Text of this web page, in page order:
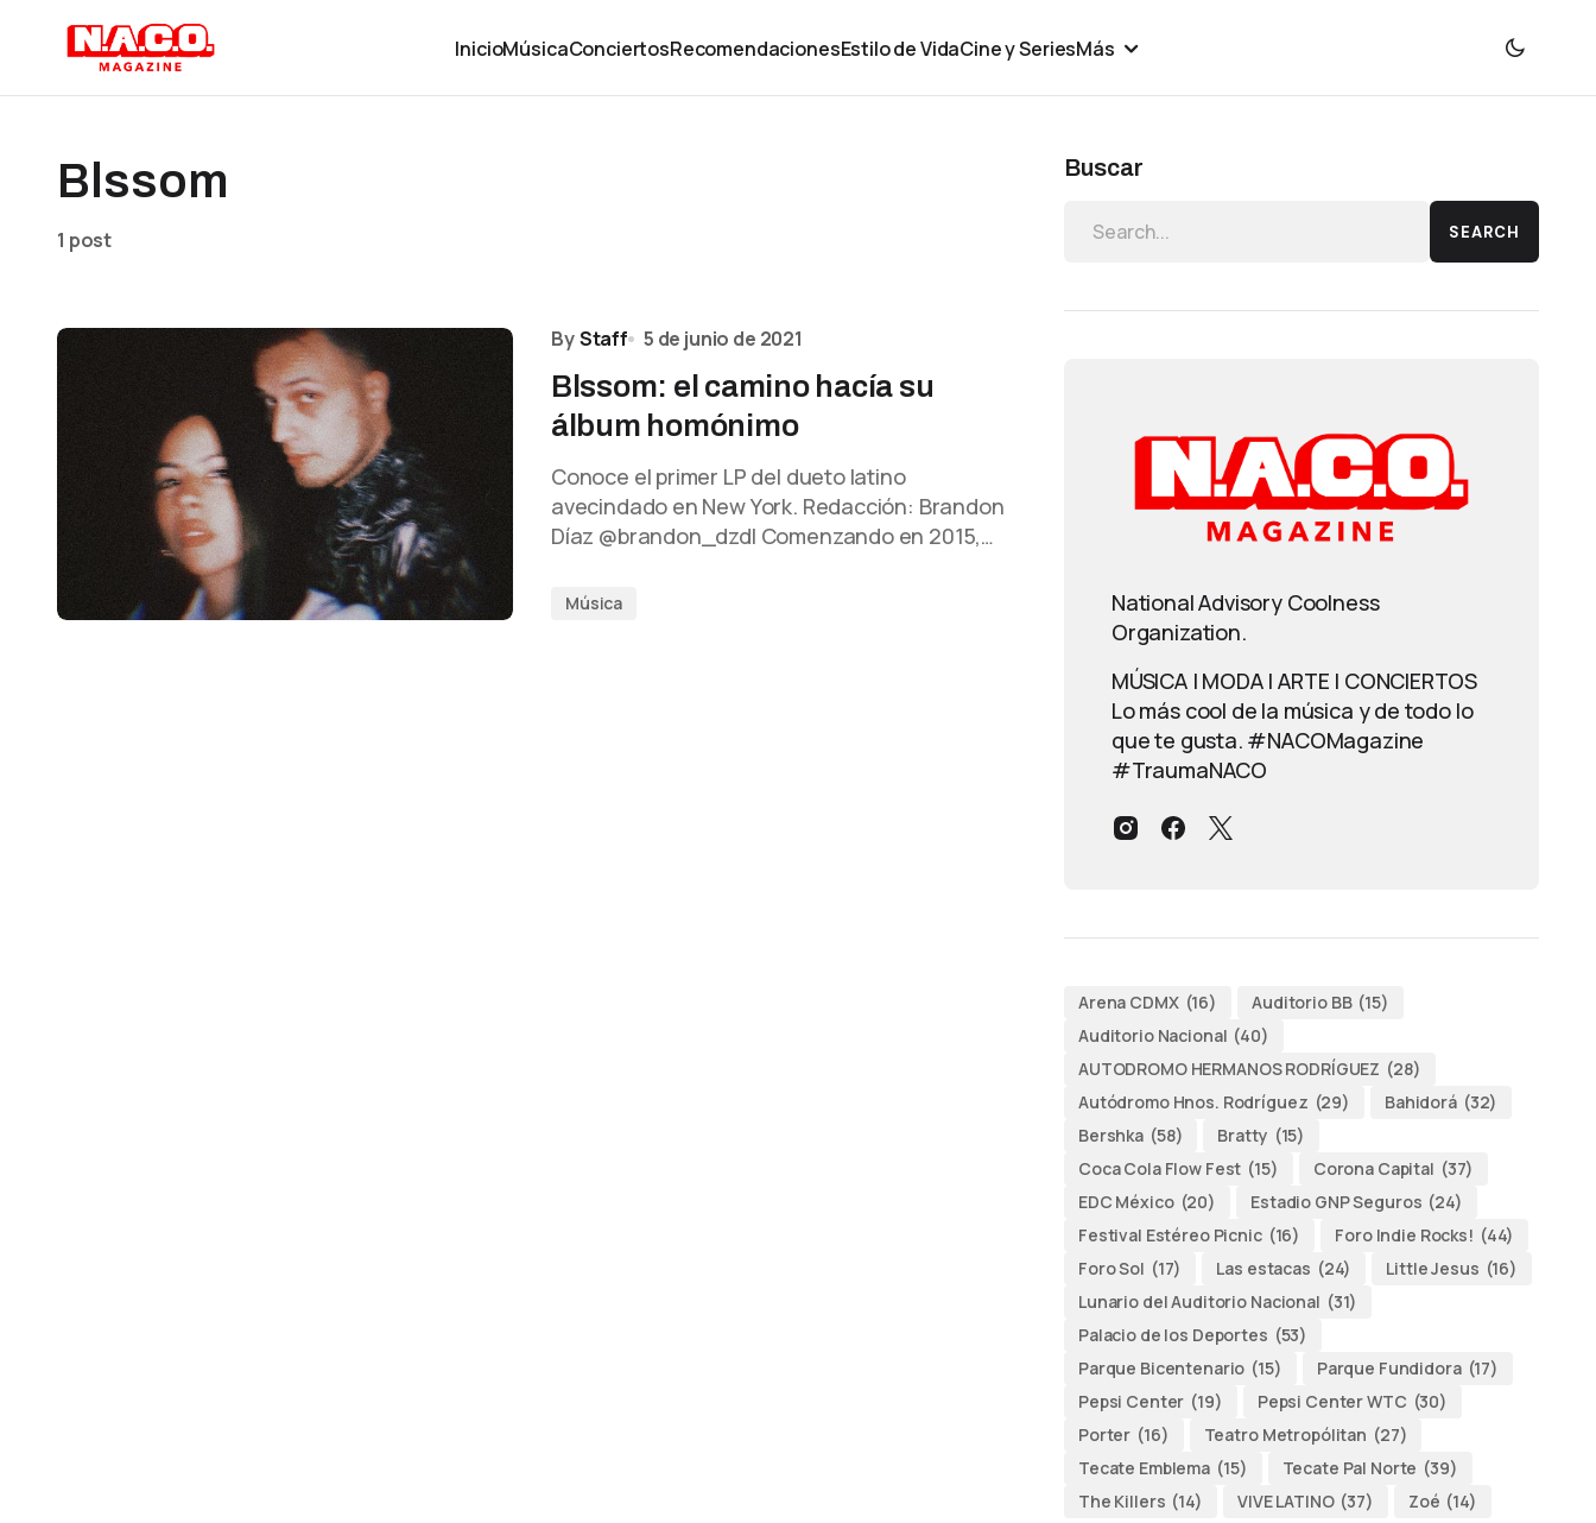
InicioMúsicaConciertosRecomendacionesEstilo de VidaCine y SeriesMás
Blssom
1 post
ByStaff 5 de junio de 2021
Blssom: el camino hacía su
álbum homónimo
Conoce el primer LP del dueto latino
avecindado en New York. Redacción: Brandon
Díaz @brandon_dzdl Comenzando en 2015,…
Música
Buscar
SEARCH
National Advisory Coolness
Organization.
MÚSICA | MODA | ARTE | CONCIERTOS
Lo más cool de la música y de todo lo
que te gusta. #NACOMagazine
#TraumaNACO
Arena CDMX (16) Auditorio BB (15)
Auditorio Nacional (40)
AUTODROMO HERMANOS RODRÍGUEZ (28)
Autódromo Hnos. Rodríguez (29) Bahidorá (32)
Bershka (58) Bratty (15)
Coca Cola Flow Fest (15) Corona Capital (37)
EDC México (20) Estadio GNP Seguros (24)
Festival Estéreo Picnic (16) Foro Indie Rocks! (44)
Foro Sol (17) Las estacas (24) Little Jesus (16)
Lunario del Auditorio Nacional (31)
Palacio de los Deportes (53)
Parque Bicentenario (15) Parque Fundidora (17)
Pepsi Center (19) Pepsi Center WTC (30)
Porter (16) Teatro Metropólitan (27)
Tecate Emblema (15) Tecate Pal Norte (39)
The Killers (14) VIVE LATINO (37) Zoé (14)